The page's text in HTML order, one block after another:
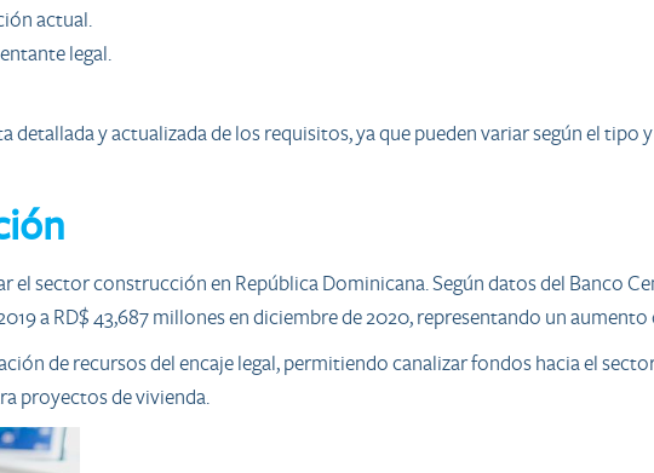
actual.
legal.
y actualizada de los requisitos, ya que pueden variar según el tipo
sector construcción en República Dominicana. Según datos del Banco
a RD$ 43,687 millones en diciembre de 2020, representando un aumento
de recursos del encaje legal, permitiendo canalizar fondos hacia el
proyectos de vivienda.